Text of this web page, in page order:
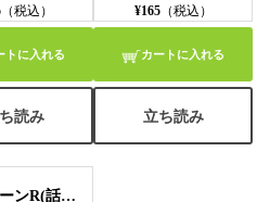
（税込）
トに入れる
読み
¥165（税込）
カートに入れる
立ち読み
キャシャーンR(話売り) #21